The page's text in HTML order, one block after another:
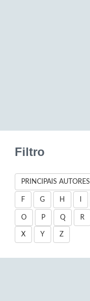
Filtro
PRINCIPAIS AUTORES
F G H
O P Q R
X Y Z